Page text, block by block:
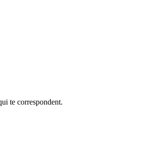
te correspondent.